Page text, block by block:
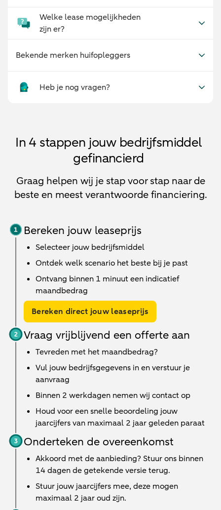
Welke lease mogelijkheden
zijn er?
Bekende merken huifopleggers
Heb je nog vragen?
In 4 stappen jouw bedrijfsmiddel
gefinancierd
Graag helpen wij je stap voor stap naar de
beste en meest verantwoorde financiering.
Bereken jouw leaseprijs
Selecteer jouw bedrijfsmiddel
Ontdek welk scenario het beste bij je past
Ontvang binnen 1 minuut een indicatief
maandbedrag
Bereken direct jouw leaseprijs
Vraag vrijblijvend een offerte aan
Tevreden met het maandbedrag?
Vul jouw bedrijfsgegevens in en verstuur je
aanvraag
Binnen 2 werkdagen nemen wij contact op
Houd voor een snelle beoordeling jouw
jaarcijfers van maximaal 2 jaar geleden paraat
Onderteken de overeenkomst
Akkoord met de aanbieding? Stuur ons binnen
14 dagen de getekende versie terug.
Stuur jouw jaarcijfers mee, deze mogen
maximaal 2 jaar oud zijn.